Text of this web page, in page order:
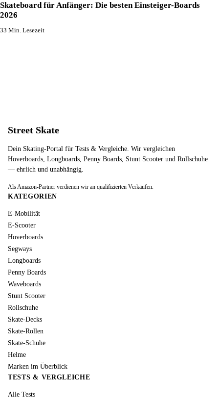
Skateboard für Anfänger: Die besten Einsteiger-Boards
2026
33 Min. Lesezeit
Street Skate
Dein Skating-Portal für Tests & Vergleiche. Wir vergleichen
Hoverboards, Longboards, Penny Boards, Stunt Scooter und Rollschuhe
— ehrlich und unabhängig.
Als Amazon-Partner verdienen wir an qualifizierten Verkäufen.
KATEGORIEN
E-Mobilität
E-Scooter
Hoverboards
Segways
Longboards
Penny Boards
Waveboards
Stunt Scooter
Rollschuhe
Skate-Decks
Skate-Rollen
Skate-Schuhe
Helme
Marken im Überblick
TESTS & VERGLEICHE
Alle Tests